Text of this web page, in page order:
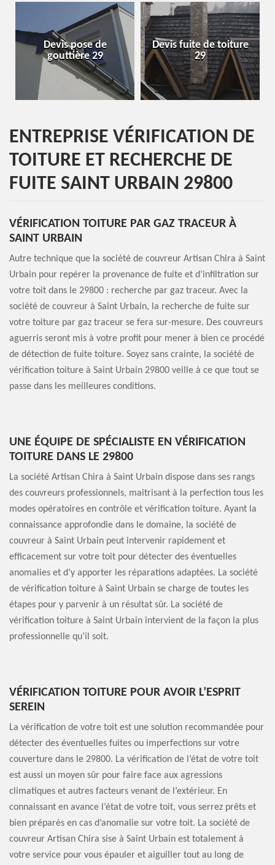
Devis pose de
gouttière 29
Devis fuite de toiture
29
ENTREPRISE VÉRIFICATION DE
TOITURE ET RECHERCHE DE
FUITE SAINT URBAIN 29800
VÉRIFICATION TOITURE PAR GAZ TRACEUR À
SAINT URBAIN
Autre technique que la société de couvreur Artisan Chira à Saint
Urbain pour repérer la provenance de fuite et d’infiltration sur
votre toit dans le 29800 : recherche par gaz traceur. Avec la
société de couvreur à Saint Urbain, la recherche de fuite sur
votre toiture par gaz traceur se fera sur-mesure. Des couvreurs
aguerris seront mis à votre profit pour mener à bien ce procédé
de détection de fuite toiture. Soyez sans crainte, la société de
vérification toiture à Saint Urbain 29800 veille à ce que tout se
passe dans les meilleures conditions.
UNE ÉQUIPE DE SPÉCIALISTE EN VÉRIFICATION
TOITURE DANS LE 29800
La société Artisan Chira à Saint Urbain dispose dans ses rangs
des couvreurs professionnels, maitrisant à la perfection tous les
modes opératoires en contrôle et vérification toiture. Ayant la
connaissance approfondie dans le domaine, la société de
couvreur à Saint Urbain peut intervenir rapidement et
efficacement sur votre toit pour détecter des éventuelles
anomalies et d’y apporter les réparations adaptées. La société
de vérification toiture à Saint Urbain se charge de toutes les
étapes pour y parvenir à un résultat sûr. La société de
vérification toiture à Saint Urbain intervient de la façon la plus
professionnelle qu’il soit.
VÉRIFICATION TOITURE POUR AVOIR L’ESPRIT
SEREIN
La vérification de votre toit est une solution recommandée pour
détecter des éventuelles fuites ou imperfections sur votre
couverture dans le 29800. La vérification de l’état de votre toit
est aussi un moyen sûr pour faire face aux agressions
climatiques et autres facteurs venant de l’extérieur. En
connaissant en avance l’état de votre toit, vous serrez prêts et
bien préparés en cas d’anomalie sur votre toit. La société de
couvreur Artisan Chira sise à Saint Urbain est totalement à
votre service pour vous épauler et aiguiller tout au long de